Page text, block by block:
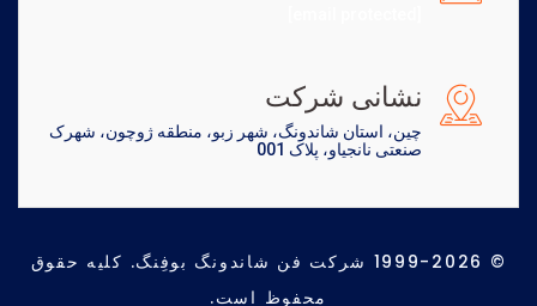
نشانی شرکت
چین، استان شاندونگ، شهر زبو، منطقه ژوچون، شهرک
صنعتی نانجیاو، پلاک 001
© 1999-2026 شرکت فن شاندونگ بوفِنگ. کلیه حقوق
محفوظ است.